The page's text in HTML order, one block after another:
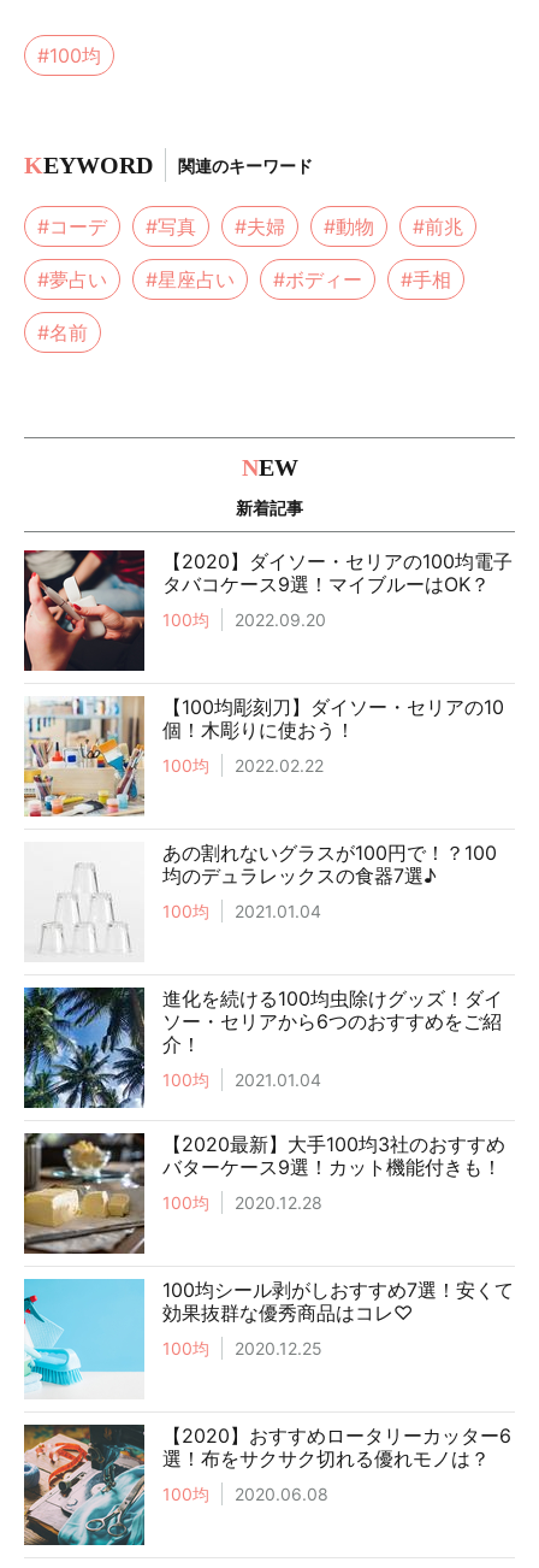
#100均
KEYWORD 関連のキーワード
#コーデ #写真 #夫婦 #動物 #前兆
#夢占い #星座占い #ボディー #手相
#名前
NEW
新着記事
【2020】ダイソー・セリアの100均電子
タバコケース9選！マイブルーはOK？
100均 2022.09.20
【100均彫刻刀】ダイソー・セリアの10
個！木彫りに使おう！
100均 2022.02.22
あの割れないグラスが100円で！？100
均のデュラレックスの食器7選♪
100均 2021.01.04
進化を続ける100均虫除けグッズ！ダイ
ソー・セリアから6つのおすすめをご紹
介！
100均 2021.01.04
【2020最新】大手100均3社のおすすめ
バターケース9選！カット機能付きも！
100均 2020.12.28
100均シール剥がしおすすめ7選！安くて
効果抜群な優秀商品はコレ♡
100均 2020.12.25
【2020】おすすめロータリーカッター6
選！布をサクサク切れる優れモノは？
100均 2020.06.08